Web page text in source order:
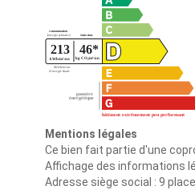
Mentions légales
Ce bien fait partie d'une
Affichage des informations
Adresse siège social : 9